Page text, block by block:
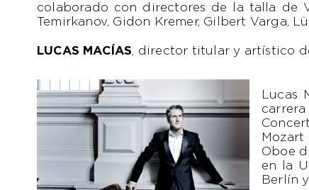
colaborado con directores de la talla de
Temirkanov, Gidon Kremer, Gilbert Varga,
LUCAS MACÍAS, director titular y artístico
Lucas
Oboe
en la
Berlín